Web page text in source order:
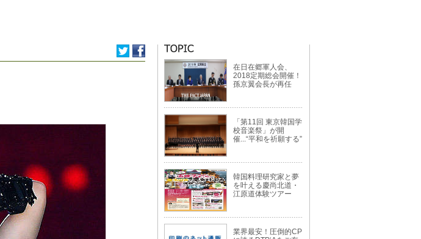
在日在郷軍人会、
2018定期総会開催！
孫京翼会長が再任
「第11回 東京韓国学
校音楽祭」が開
催...“平和を祈願する”
韓国料理研究家と夢
を叶える慶尚北道・
江原道体験ツアー
業界最安！圧倒的CP